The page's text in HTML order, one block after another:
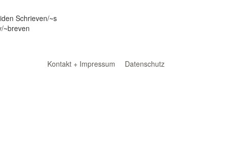
Schrieven/~s
~breven
Kontakt + Impressum Datenschutz